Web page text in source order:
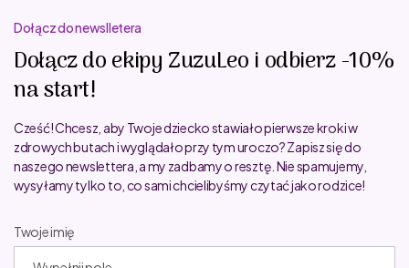
Dołącz do newslletera
Dołącz do ekipy ZuzuLeo i odbierz -10%
na start!
Cześć! Chcesz, aby Twoje dziecko stawiało pierwsze kroki w
zdrowych butach i wyglądało przy tym uroczo? Zapisz się do
naszego newslettera, a my zadbamy o resztę. Nie spamujemy,
wysyłamy tylko to, co sami chcielibyśmy czytać jako rodzice!
Twoje imię